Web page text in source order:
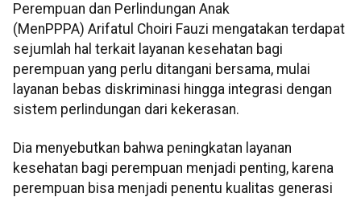
Perempuan dan Perlindungan Anak
(MenPPPA) Arifatul Choiri Fauzi mengatakan terdapat
sejumlah hal terkait layanan kesehatan bagi
perempuan yang perlu ditangani bersama, mulai
layanan bebas diskriminasi hingga integrasi dengan
sistem perlindungan dari kekerasan.
Dia menyebutkan bahwa peningkatan layanan
kesehatan bagi perempuan menjadi penting, karena
perempuan bisa menjadi penentu kualitas generasi